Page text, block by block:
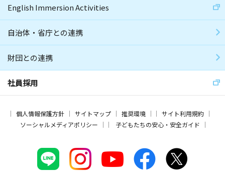
English Immersion Activities
自治体・省庁との連携
財団との連携
社員採用
個人情報保護方針 サイトマップ 推奨環境
サイト利用規約
ソーシャルメディアポリシー
子どもたちの安心・安全ガイド